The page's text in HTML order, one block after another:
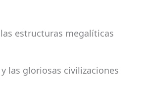
estructuras megalíticas
las gloriosas civilizaciones